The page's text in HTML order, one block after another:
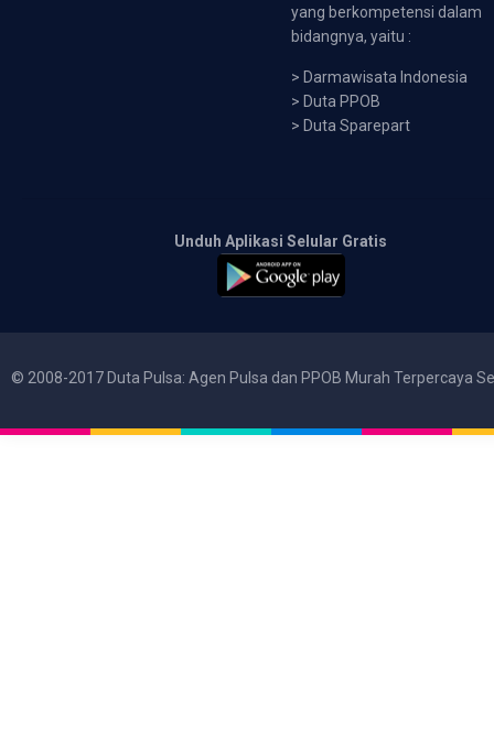
yang berkompetensi dalam
bidangnya, yaitu :
> Darmawisata Indonesia
> Duta PPOB
> Duta Sparepart
Unduh Aplikasi Selular Gratis
© 2008-2017 Duta Pulsa: Agen Pulsa dan PPOB Murah Terpercaya